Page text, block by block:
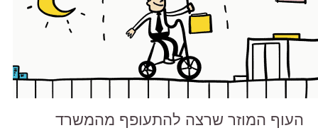
העוף המוזר שרצה להתעופף מהמשרד